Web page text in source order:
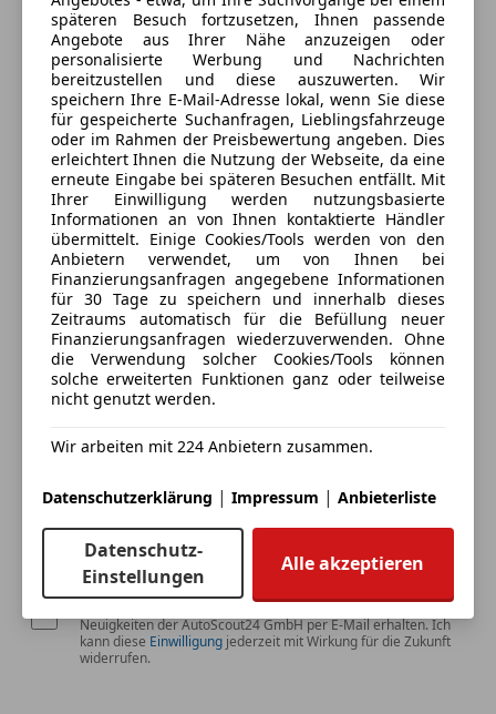
3 ähnliche Fahrzeuge gefunden
Ich erlaube den Händlern dieser
Fahrzeuge mich zu kontaktieren.
Dein Name
Deine Telefonnummer (optional)
Ich möchte auf meine Interessen zugeschnittene Angebote und
Neuigkeiten der AutoScout24 GmbH per E-Mail erhalten. Ich
kann diese Einwilligung jederzeit mit Wirkung für die Zukunft
widerrufen.
späteren Besuch fortzusetzen, Ihnen passende
Angebote aus Ihrer Nähe anzuzeigen oder
personalisierte Werbung und Nachrichten
bereitzustellen und diese auszuwerten. Wir
speichern Ihre E-Mail-Adresse lokal, wenn Sie diese
für gespeicherte Suchanfragen, Lieblingsfahrzeuge
oder im Rahmen der Preisbewertung angeben. Dies
erleichtert Ihnen die Nutzung der Webseite, da eine
erneute Eingabe bei späteren Besuchen entfällt. Mit
Ihrer Einwilligung werden nutzungsbasierte
Informationen an von Ihnen kontaktierte Händler
übermittelt. Einige Cookies/Tools werden von den
Anbietern verwendet, um von Ihnen bei
Finanzierungsanfragen angegebene Informationen
für 30 Tage zu speichern und innerhalb dieses
Zeitraums automatisch für die Befüllung neuer
Finanzierungsanfragen wiederzuverwenden. Ohne
die Verwendung solcher Cookies/Tools können
solche erweiterten Funktionen ganz oder teilweise
nicht genutzt werden.
Wir arbeiten mit 224 Anbietern zusammen.
Datenschutzerklärung | Impressum | Anbieterliste
Datenschutz-
Einstellungen
Alle akzeptieren